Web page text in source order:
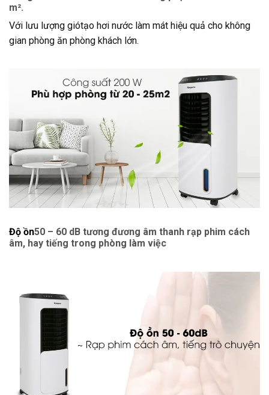
m².
Với lưu lượng giótạo hơi nước làm mát hiệu quả cho không
gian phòng ăn phòng khách lớn.
Độ ồn50 – 60 dB tương đương âm thanh rạp phim cách
âm, hay tiếng trong phòng làm việc